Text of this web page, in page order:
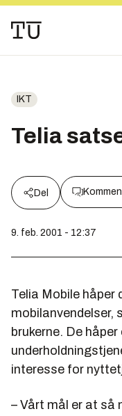
IKT
Telia
Del
9. feb. 2001 - 12:37
Telia Mobile håper
mobilanvendelser,
brukerne. De
interesse for
– Vårt mål er at så